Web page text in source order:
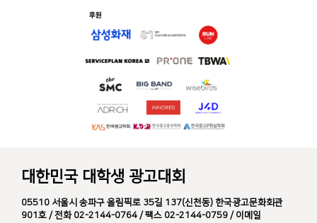
대한민국 대학생 광고대회
05510 서울시 송파구 올림픽로 35길 137(신천동) 한국광고문화회관
901호 / 전화 02-2144-0764 / 팩스 02-2144-0759 / 이메일